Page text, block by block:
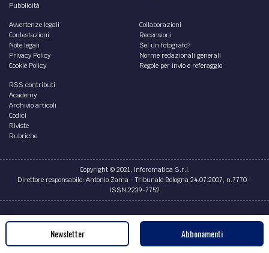
Pubblicità
Avvertenze legali
Contestazioni
Note legali
Privacy Policy
Cookie Policy
Collaborazioni
Recensioni
Sei un fotografo?
Norme redazionali generali
Regole per invio e referaggio
RSS contributi
Academy
Archivio articoli
Codici
Riviste
Rubriche
Copyright © 2021, Inforomatica S.r.l.
Direttore responsabile: Antonio Zama - Tribunale Bologna 24.07.2007, n.7770 -
ISSN 2239-7752
Credits
Newsletter Abbonamenti